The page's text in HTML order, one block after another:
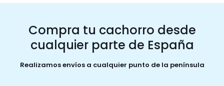
Compra tu cachorro desde
cualquier parte de España
Realizamos envíos a cualquier punto de la península